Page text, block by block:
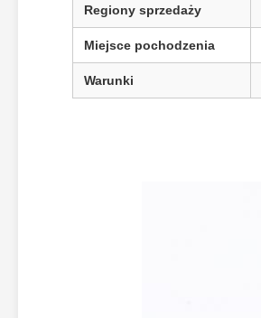
Regiony sprzedaży
Miejsce pochodzenia
Warunki